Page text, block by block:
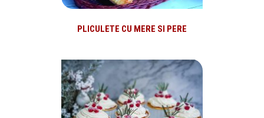
PLICULETE CU MERE SI PERE